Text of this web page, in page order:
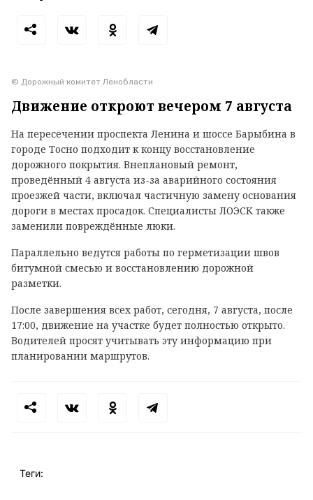
© Дорожный комитет Ленобласти
Движение откроют вечером 7 августа
На пересечении проспекта Ленина и шоссе Барыбина в
городе Тосно подходит к концу восстановление
дорожного покрытия. Внеплановый ремонт,
проведённый 4 августа из-за аварийного состояния
проезжей части, включал частичную замену основания
дороги в местах просадок. Специалисты ЛОЭСК также
заменили повреждённые люки.
Параллельно ведутся работы по герметизации швов
битумной смесью и восстановлению дорожной
разметки.
После завершения всех работ, сегодня, 7 августа, после
17:00, движение на участке будет полностью открыто.
Водителей просят учитывать эту информацию при
планировании маршрутов.
Теги: